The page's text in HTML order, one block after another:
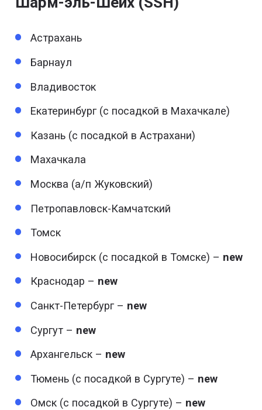
Астрахань
Барнаул
Владивосток
Екатеринбург (с посадкой в Махачкале)
Казань (с посадкой в Астрахани)
Махачкала
Москва (а/п Жуковский)
Петропавловск-Камчатский
Томск
Новосибирск (с посадкой в Томске) – new
Краснодар – new
Санкт-Петербург – new
Сургут – new
Архангельск – new
Тюмень (с посадкой в Сургуте) – new
Омск (с посадкой в Сургуте) – new